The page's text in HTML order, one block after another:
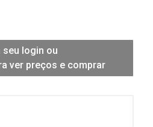
seu login ou
ver preços e comprar